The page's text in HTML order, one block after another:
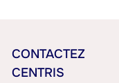
CONTACTEZ
CENTRIS